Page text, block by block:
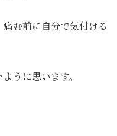
む前に自分で気付ける
うに思います。